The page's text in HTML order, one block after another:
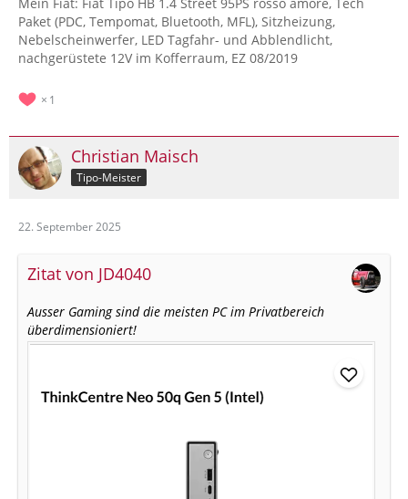
Paket (PDC, Tempomat, Bluetooth, MFL), Sitzheizung,
Nebelscheinwerfer, LED Tagfahr- und Abblendlicht,
nachgerüstete 12V im Kofferraum, EZ 08/2019
1
Christian Maisch
Tipo-Meister
22. September 2025
Zitat von JD4040
Ausser Gaming sind die meisten PC im Privatbereich
überdimensioniert!